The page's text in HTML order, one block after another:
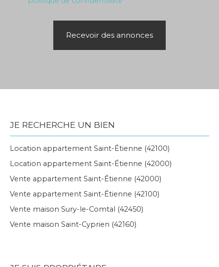
Recevoir des annonces
JE RECHERCHE UN BIEN
Location appartement Saint-Étienne (42100)
Location appartement Saint-Étienne (42000)
Vente appartement Saint-Étienne (42000)
Vente appartement Saint-Étienne (42100)
Vente maison Sury-le-Comtal (42450)
Vente maison Saint-Cyprien (42160)